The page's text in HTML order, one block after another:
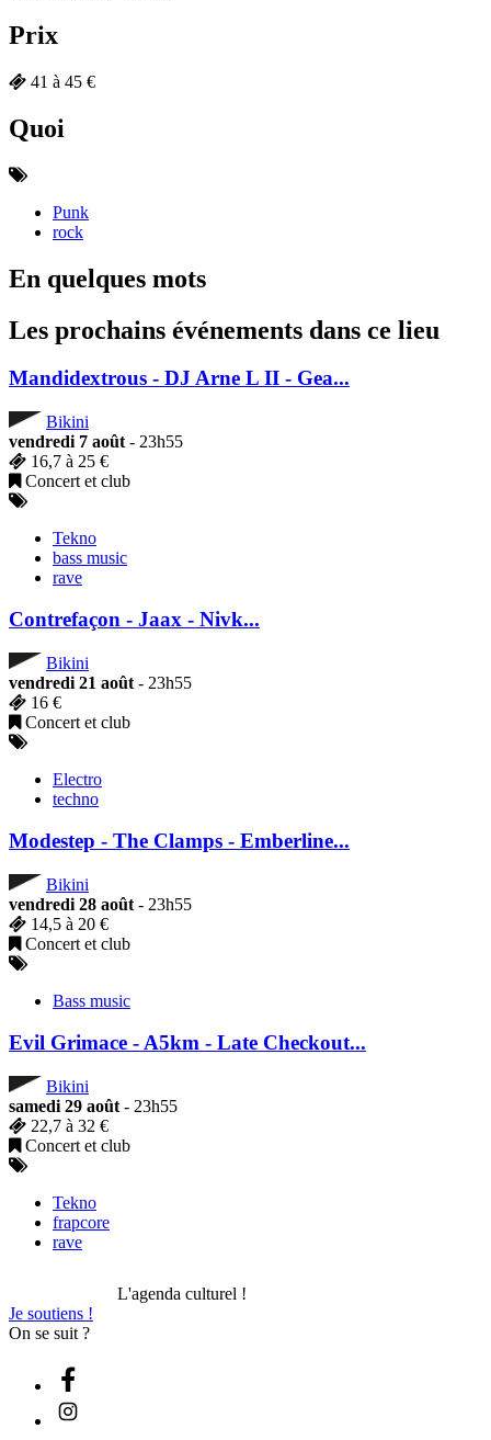
Prix
41 à 45 €
Quoi
Punk
rock
En quelques mots
Les prochains événements dans ce lieu
Mandidextrous - DJ Arne L II - Gea...
Bikini
vendredi 7 août - 23h55
16,7 à 25 €
Concert et club
Tekno
bass music
rave
Contrefaçon - Jaax - Nivk...
Bikini
vendredi 21 août - 23h55
16 €
Concert et club
Electro
techno
Modestep - The Clamps - Emberline...
Bikini
vendredi 28 août - 23h55
14,5 à 20 €
Concert et club
Bass music
Evil Grimace - A5km - Late Checkout...
Bikini
samedi 29 août - 23h55
22,7 à 32 €
Concert et club
Tekno
frapcore
rave
L'agenda culturel !
Je soutiens !
On se suit ?